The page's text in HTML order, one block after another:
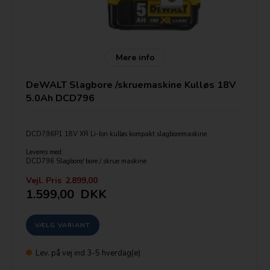
Mere info
DeWALT Slagbore /skruemaskine Kulløs 18V
5.0Ah DCD796
DCD796P1 18V XR Li-Ion kulløs kompakt slagboremaskine
Leveres med:
DCD796 Slagbore/ bore / skrue maskine
under bestilling)
Lader 230v DCB115
kuffert (Kan tilvælges)
Batteri: 18V XR Li-Ion
Maks. moment (hårdt): 70 Nm
Afgiven effekt: 460 Watt
Vejl. Pris 2.899,00
1.599,00 DKK
Lev. på vej ind 3-5 hverdag(e)